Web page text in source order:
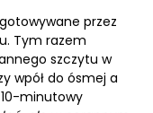
przez
Tym razem
szczytu w
wpół do ósmej a
minutowy